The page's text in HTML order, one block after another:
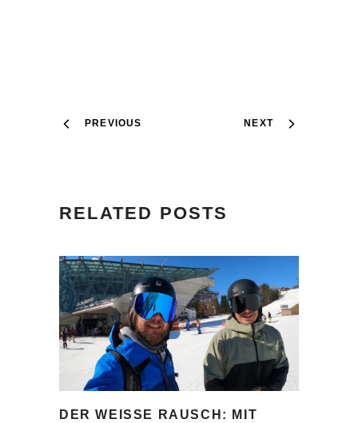
PREVIOUS NEXT
RELATED POSTS
DER WEISSE RAUSCH: MIT D